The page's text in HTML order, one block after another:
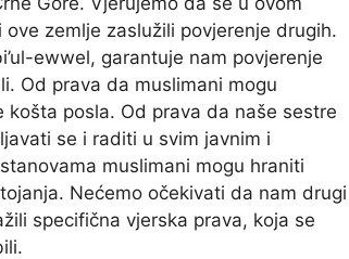
zemlje zaslužili povjerenje drugih.
ewwel, garantuje nam povjerenje
Od prava da muslimani mogu
posla. Od prava da naše sestre
se i raditi u svim javnim i
muslimani mogu hraniti
Nećemo očekivati da nam drugi
specifična vjerska prava, koja se